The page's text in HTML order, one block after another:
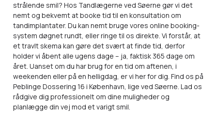
strålende smil? Hos Tandlægerne ved Søerne gør vi det
nemt og bekvemt at booke tid til en konsultation om
tandimplantater. Du kan nemt bruge vores online booking-
system døgnet rundt, eller ringe til os direkte. Vi forstår, at
et travlt skema kan gøre det svært at finde tid, derfor
holder vi åbent alle ugens dage – ja, faktisk 365 dage om
året. Uanset om du har brug for en tid om aftenen, i
weekenden eller på en helligdag, er vi her for dig. Find os på
Peblinge Dossering 16 i København, lige ved Søerne. Lad os
rådgive dig professionelt om dine muligheder og
planlægge din vej mod et varigt smil.